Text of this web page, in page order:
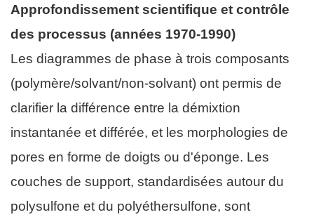
Approfondissement scientifique et contrôle
des processus (années 1970-1990)
Les diagrammes de phase à trois composants
(polymère/solvant/non-solvant) ont permis de
clarifier la différence entre la démixtion
instantanée et différée, et les morphologies de
pores en forme de doigts ou d'éponge. Les
couches de support, standardisées autour du
polysulfone et du polyéthersulfone, sont